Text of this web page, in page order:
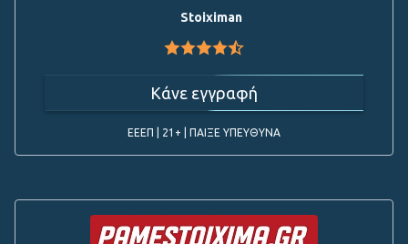
Stoiximan
Κάνε εγγραφή
ΕΕΕΠ | 21+ | ΠΑΙΞΕ ΥΠΕΥΘΥΝΑ